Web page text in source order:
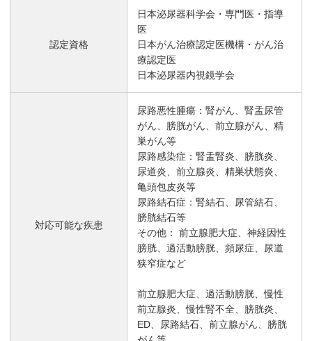
認定資格
日本泌尿器科学会・専門医・指導
医
日本がん治療認定医機構・がん治
療認定医
日本泌尿器内視鏡学会
対応可能な疾患
尿路悪性腫瘍：腎がん、腎盂尿管
がん、膀胱がん、前立腺がん、精
巣がん等
尿路感染症：腎盂腎炎、膀胱炎、
尿道炎、前立腺炎、精巣状態炎、
亀頭包皮炎等
尿路結石症：腎結石、尿管結石、
膀胱結石等
その他： 前立腺肥大症、神経因性
膀胱、過活動膀胱、頻尿症、尿道
狭窄症など
前立腺肥大症、過活動膀胱、慢性
前立腺炎、慢性腎不全、膀胱炎、
ED、尿路結石、前立腺がん、膀胱